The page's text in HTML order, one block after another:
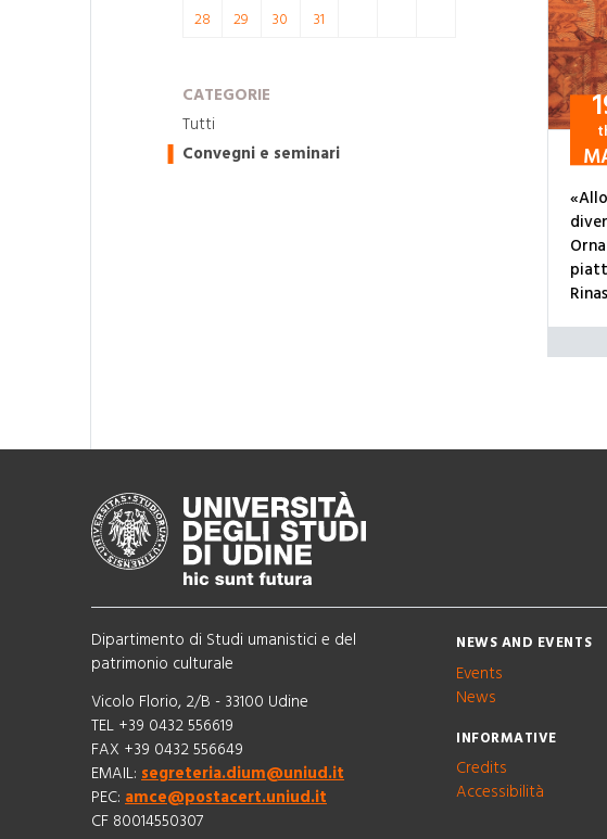
28
29 30 31
CATEGORIE
Tutti
Convegni e seminari
Dipartimento di Studi umanistici e del
patrimonio culturale
Vicolo Florio, 2/B - 33100 Udine
TEL +39 0432 556619
FAX +39 0432 556649
EMAIL: segreteria.dium@uniud.it
PEC: amce@postacert.uniud.it
CF 80014550307
NEWS AND EVENTS
Events
News
INFORMATIVE
Credits
Accessibilità